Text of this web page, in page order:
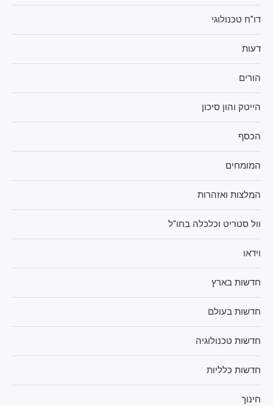
דו"ח טכנולוגי
דעות
הורים
הייטק והון סיכון
הכסף
המומחים
המלצות ואזהרות
וול סטריט וכלכלה בחו"ל
וידאו
חדשות בארץ
חדשות בעולם
חדשות טכנולוגיה
חדשות כלליות
חינוך